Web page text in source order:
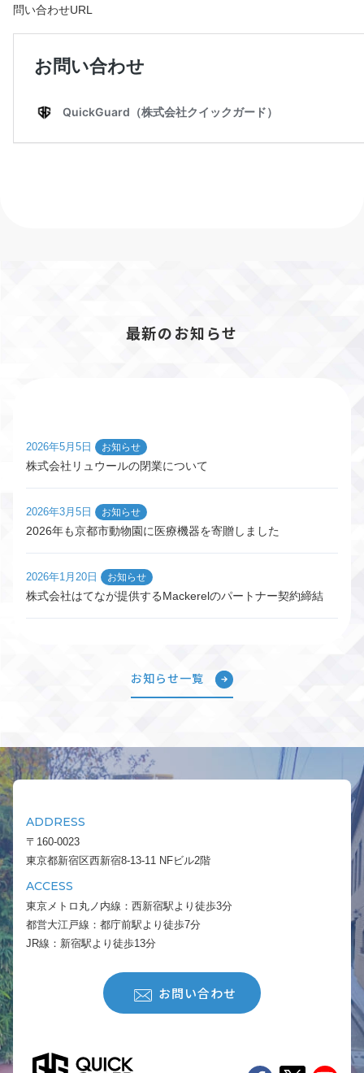
問い合わせURL
最新のお知らせ
2026年5月5日 お知らせ
株式会社リュウールの閉業について
2026年3月5日 お知らせ
2026年も京都市動物園に医療機器を寄贈しました
2026年1月20日 お知らせ
株式会社はてなが提供するMackerelのパートナー契約締結
お知らせ一覧
ADDRESS
〒160-0023
東京都新宿区西新宿8-13-11 NFビル2階
ACCESS
東京メトロ丸ノ内線：西新宿駅より徒歩3分
都営大江戸線：都庁前駅より徒歩7分
JR線：新宿駅より徒歩13分
お問い合わせ